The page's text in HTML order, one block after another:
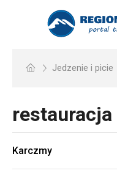
Jedzenie i picie
restauracja
Karczmy